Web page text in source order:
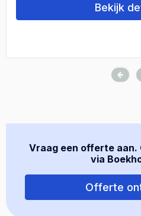
Bekijk
Vraag een offerte aan.
via
Offerte